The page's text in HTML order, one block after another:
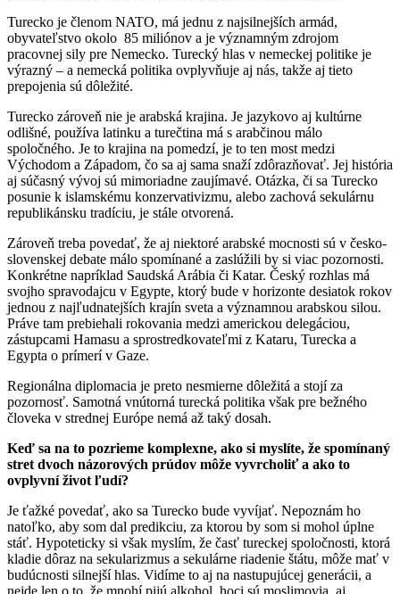
Turecko je členom NATO, má jednu z najsilnejších armád,
obyvateľstvo okolo 85 miliónov a je významným zdrojom
pracovnej sily pre Nemecko. Turecký hlas v nemeckej politike je
výrazný – a nemecká politika ovplyvňuje aj nás, takže aj tieto
prepojenia sú dôležité.
Turecko zároveň nie je arabská krajina. Je jazykovo aj kultúrne
odlišné, používa latinku a turečtina má s arabčinou málo
spoločného. Je to krajina na pomedzí, je to ten most medzi
Východom a Západom, čo sa aj sama snaží zdôrazňovať. Jej história
aj súčasný vývoj sú mimoriadne zaujímavé. Otázka, či sa Turecko
posunie k islamskému konzervativizmu, alebo zachová sekulárnu
republikánsku tradíciu, je stále otvorená.
Zároveň treba povedať, že aj niektoré arabské mocnosti sú v česko-
slovenskej debate málo spomínané a zaslúžili by si viac pozornosti.
Konkrétne napríklad Saudská Arábia či Katar. Český rozhlas má
svojho spravodajcu v Egypte, ktorý bude v horizonte desiatok rokov
jednou z najľudnatejších krajín sveta a významnou arabskou silou.
Práve tam prebiehali rokovania medzi americkou delegáciou,
zástupcami Hamasu a sprostredkovateľmi z Kataru, Turecka a
Egypta o prímerí v Gaze.
Regionálna diplomacia je preto nesmierne dôležitá a stojí za
pozornosť. Samotná vnútorná turecká politika však pre bežného
človeka v strednej Európe nemá až taký dosah.
Keď sa na to pozrieme komplexne, ako si myslíte, že spomínaný
stret dvoch názorových prúdov môže vyvrcholiť a ako to
ovplyvní život ľudí?
Je ťažké povedať, ako sa Turecko bude vyvíjať. Nepoznám ho
natoľko, aby som dal predikciu, za ktorou by som si mohol úplne
stáť. Hypoteticky si však myslím, že časť tureckej spoločnosti, ktorá
kladie dôraz na sekularizmus a sekulárne riadenie štátu, môže mať v
budúcnosti silnejší hlas. Vidíme to aj na nastupujúcej generácii, a
nejde len o to, že mnohí pijú alkohol, hoci sú moslimovia, aj